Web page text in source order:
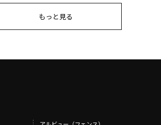
もっと見る